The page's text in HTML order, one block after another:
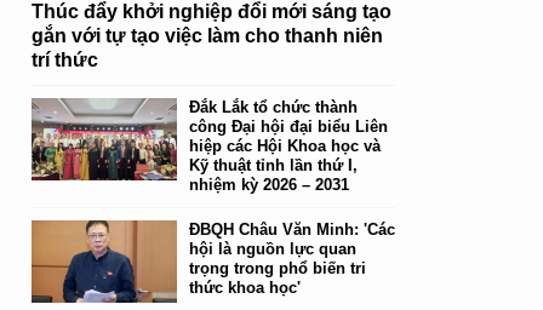
Thúc đẩy khởi nghiệp đổi mới sáng tạo
gắn với tự tạo việc làm cho thanh niên
trí thức
Đắk Lắk tổ chức thành
công Đại hội đại biểu Liên
hiệp các Hội Khoa học và
Kỹ thuật tỉnh lần thứ I,
nhiệm kỳ 2026 – 2031
ĐBQH Châu Văn Minh: 'Các
hội là nguồn lực quan
trọng trong phổ biến tri
thức khoa học'